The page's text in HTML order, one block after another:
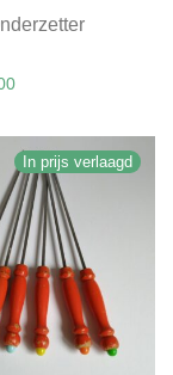
prijs was:
Huidige prijs is:
In prijs verlaagd